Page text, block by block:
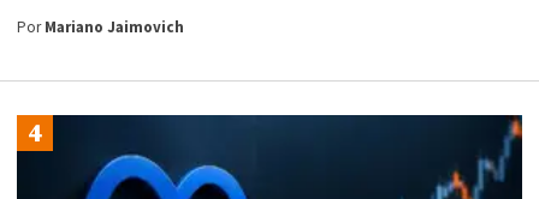
PorMariano Jaimovich